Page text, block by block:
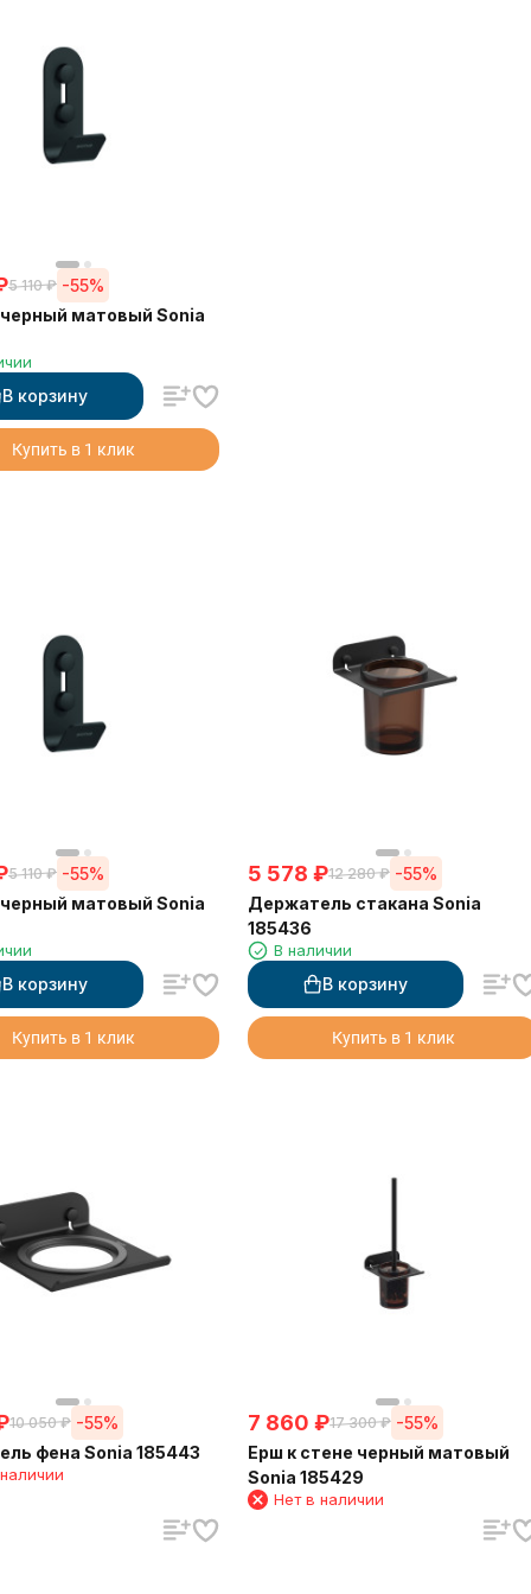
5 110 ₽ -55%
матовый Sonia
В корзину
Купить в 1 клик
5 110 ₽ -55%
матовый Sonia
В корзину
Купить в 1 клик
5 578 ₽12 280 ₽ -55%
Держатель стакана Sonia
185436
В наличии
В корзину
Купить в 1 клик
10 050 ₽ -55%
фена Sonia 185443
7 860 ₽17 300 ₽ -55%
Ерш к стене черный матовый
Sonia 185429
Нет в наличии